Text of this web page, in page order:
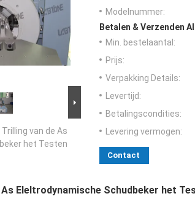
van de As
het Testen
Modelnummer:
Betalen & Verzenden
Min. bestelaantal:
Prijs:
Verpakking Details:
Levertijd:
Betalingscondities:
Levering vermogen:
Contact
Eleltrodynamische Schudbeker het